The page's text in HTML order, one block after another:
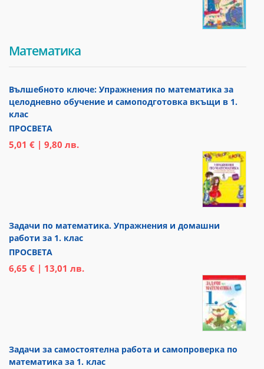
Математика
Вълшебното ключе: Упражнения по математика за
целодневно обучение и самоподготовка вкъщи в 1.
клас
ПРОСВЕТА
5,01 € | 9,80 лв.
Задачи по математика. Упражнения и домашни
работи за 1. клас
ПРОСВЕТА
6,65 € | 13,01 лв.
Задачи за самостоятелна работа и самопроверка по
математика за 1. клас